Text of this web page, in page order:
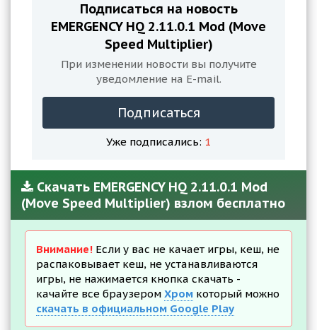
Подписаться на новость
EMERGENCY HQ 2.11.0.1 Mod (Move
Speed Multiplier)
При изменении новости вы получите
уведомление на E-mail.
Подписаться
Уже подписались: 1
Скачать EMERGENCY HQ 2.11.0.1 Mod
(Move Speed Multiplier) взлом бесплатно
Внимание! Если у вас не качает игры, кеш, не
распаковывает кеш, не устанавливаются
игры, не нажимается кнопка скачать -
качайте все браузером Хром который можно
скачать в официальном Google Play